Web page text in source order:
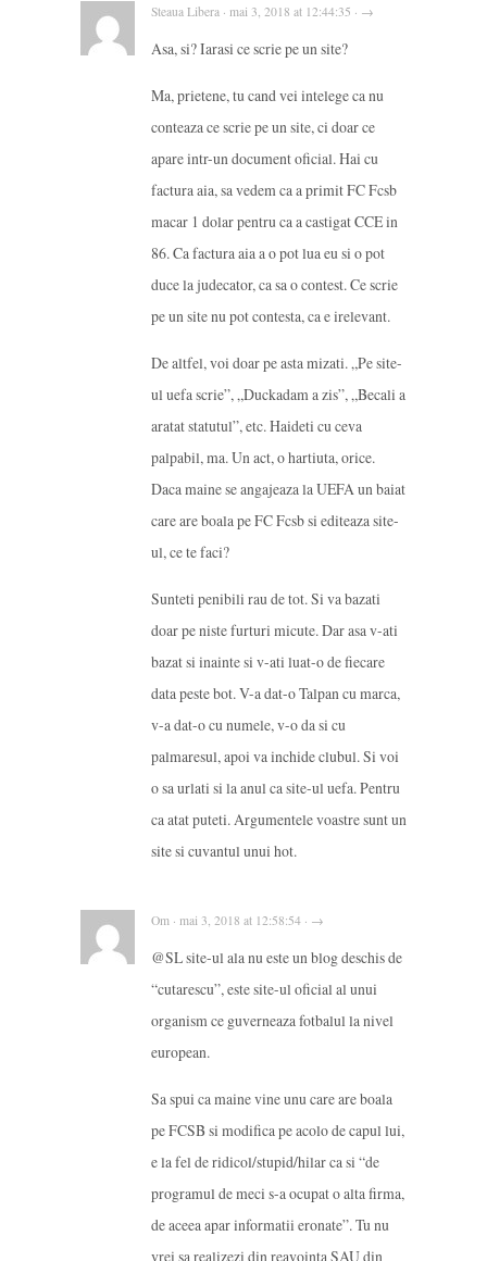
Steaua Libera · mai 3, 2018 at 12:44:35 · →
Asa, si? Iarasi ce scrie pe un site?
Ma, prietene, tu cand vei intelege ca nu
conteaza ce scrie pe un site, ci doar ce
apare intr-un document oficial. Hai cu
factura aia, sa vedem ca a primit FC Fcsb
macar 1 dolar pentru ca a castigat CCE in
86. Ca factura aia a o pot lua eu si o pot
duce la judecator, ca sa o contest. Ce scrie
pe un site nu pot contesta, ca e irelevant.
De altfel, voi doar pe asta mizati. „Pe site-
ul uefa scrie”, „Duckadam a zis”, „Becali a
aratat statutul”, etc. Haideti cu ceva
palpabil, ma. Un act, o hartiuta, orice.
Daca maine se angajeaza la UEFA un baiat
care are boala pe FC Fcsb si editeaza site-
ul, ce te faci?
Sunteti penibili rau de tot. Si va bazati
doar pe niste furturi micute. Dar asa v-ati
bazat si inainte si v-ati luat-o de fiecare
data peste bot. V-a dat-o Talpan cu marca,
v-a dat-o cu numele, v-o da si cu
palmaresul, apoi va inchide clubul. Si voi
o sa urlati si la anul ca site-ul uefa. Pentru
ca atat puteti. Argumentele voastre sunt un
site si cuvantul unui hot.
Om · mai 3, 2018 at 12:58:54 · →
@SL site-ul ala nu este un blog deschis de
“cutarescu”, este site-ul oficial al unui
organism ce guverneaza fotbalul la nivel
european.
Sa spui ca maine vine unu care are boala
pe FCSB si modifica pe acolo de capul lui,
e la fel de ridicol/stupid/hilar ca si “de
programul de meci s-a ocupat o alta firma,
de aceea apar informatii eronate”. Tu nu
vrei sa realizezi din reavointa SAU din